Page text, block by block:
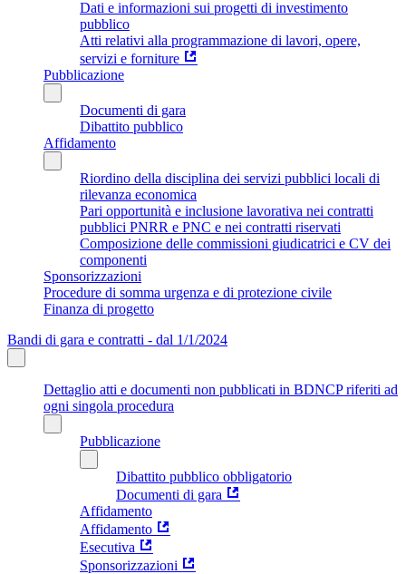
Dati e informazioni sui progetti di investimento
pubblico
Atti relativi alla programmazione di lavori, opere,
servizi e forniture
Pubblicazione
Documenti di gara
Dibattito pubblico
Affidamento
Riordino della disciplina dei servizi pubblici locali di
rilevanza economica
Pari opportunità e inclusione lavorativa nei contratti
pubblici PNRR e PNC e nei contratti riservati
Composizione delle commissioni giudicatrici e CV dei
componenti
Sponsorizzazioni
Procedure di somma urgenza e di protezione civile
Finanza di progetto
Bandi di gara e contratti - dal 1/1/2024
Dettaglio atti e documenti non pubblicati in BDNCP riferiti ad
ogni singola procedura
Pubblicazione
Dibattito pubblico obbligatorio
Documenti di gara
Affidamento
Affidamento
Esecutiva
Sponsorizzazioni